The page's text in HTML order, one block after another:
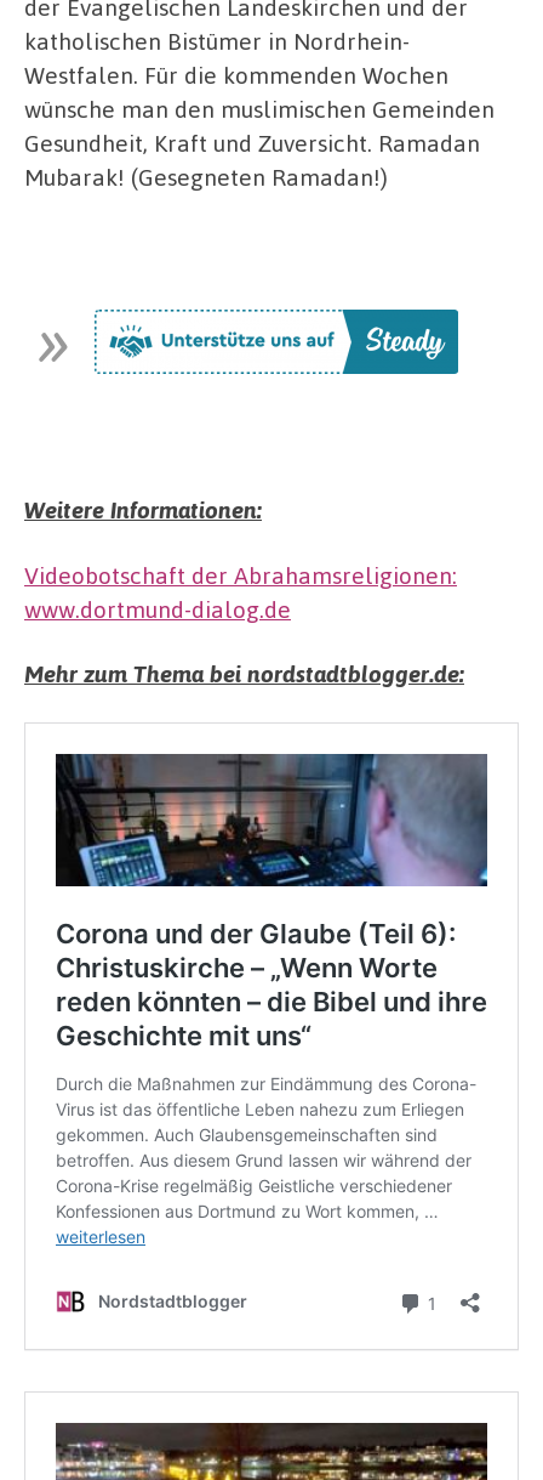
der Evangelischen Landeskirchen und der
katholischen Bistümer in Nordrhein-
Westfalen. Für die kommenden Wochen
wünsche man den muslimischen Gemeinden
Gesundheit, Kraft und Zuversicht. Ramadan
Mubarak! (Gesegneten Ramadan!)
Weitere Informationen:
Videobotschaft der Abrahamsreligionen:
www.dortmund-dialog.de
Mehr zum Thema bei nordstadtblogger.de: